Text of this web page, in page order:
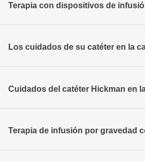
Terapia con dispositivos de
Los cuidados de su catéter en la
Cuidados del catéter Hickman en
Terapia de infusión por gravedad